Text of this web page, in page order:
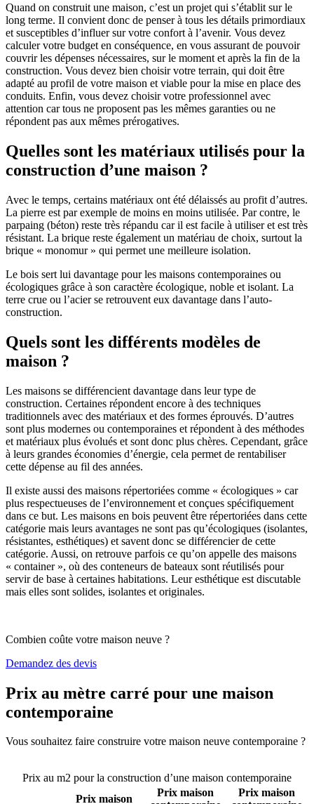
Quand on construit une maison, c’est un projet qui s’établit sur le
long terme. Il convient donc de penser à tous les détails primordiaux
et susceptibles d’influer sur votre confort à l’avenir. Vous devez
calculer votre budget en conséquence, en vous assurant de pouvoir
couvrir les dépenses nécessaires, sur le moment et après la fin de la
construction. Vous devez bien choisir votre terrain, qui doit être
adapté au profil de votre maison et viable pour la mise en place des
conduits. Enfin, vous devez choisir votre professionnel avec
attention car tous ne proposent pas les mêmes garanties ou ne
répondent pas aux mêmes prérogatives.
Quelles sont les matériaux utilisés pour la
construction d’une maison ?
Avec le temps, certains matériaux ont été délaissés au profit d’autres.
La pierre est par exemple de moins en moins utilisée. Par contre, le
parpaing (béton) reste très répandu car il est facile à utiliser et est très
résistant. La brique reste également un matériau de choix, surtout la
brique « monomur » qui permet une meilleure isolation.
Le bois sert lui davantage pour les maisons contemporaines ou
écologiques grâce à son caractère écologique, noble et isolant. La
terre crue ou l’acier se retrouvent eux davantage dans l’auto-
construction.
Quels sont les différents modèles de
maison ?
Les maisons se différencient davantage dans leur type de
construction. Certaines répondent encore à des techniques
traditionnels avec des matériaux et des formes éprouvés. D’autres
sont plus modernes ou contemporaines et répondent à des méthodes
et matériaux plus évolués et sont donc plus chères. Cependant, grâce
à leurs grandes économies d’énergie, cela permet de rentabiliser
cette dépense au fil des années.
Il existe aussi des maisons répertoriées comme « écologiques » car
plus respectueuses de l’environnement et conçues spécifiquement
dans ce but. Les maisons en bois peuvent être répertoriées dans cette
catégorie mais leurs avantages ne sont pas qu’écologiques (isolantes,
résistantes, esthétiques) et savent donc se différencier de cette
catégorie. Aussi, on retrouve parfois ce qu’on appelle des maisons
« container », où des conteneurs de bateaux sont réutilisés pour
servir de base à certaines habitations. Leur esthétique est discutable
mais elles sont solides, isolantes et originales.
Combien coûte votre maison neuve ?
Demandez des devis
Prix au mètre carré pour une maison
contemporaine
Vous souhaitez faire construire votre maison neuve contemporaine ?
Prix au m2 pour la construction d’une maison contemporaine
Prix maison
Prix maison
Prix maison